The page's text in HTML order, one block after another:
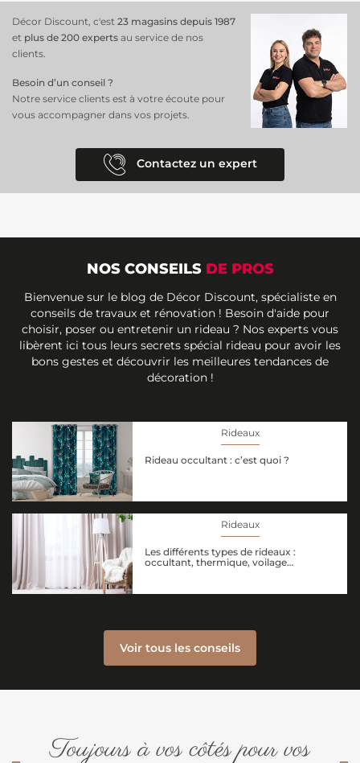
Décor Discount, c'est 23 magasins depuis 1987
et plus de 200 experts au service de nos
clients.
Besoin d’un conseil ?
Notre service clients est à votre écoute pour
vous accompagner dans vos projets.
Contactez un expert
NOS CONSEILS DE PROS
Bienvenue sur le blog de Décor Discount, spécialiste en
conseils de travaux et rénovation ! Besoin d'aide pour
choisir, poser ou entretenir un rideau ? Nos experts vous
libèrent ici tous leurs secrets spécial rideau pour avoir les
bons gestes et découvrir les meilleures tendances de
décoration !
Rideaux
Rideau occultant : c’est quoi ?
Rideaux
Les différents types de rideaux :
occultant, thermique, voilage…
Voir tous les conseils
Toujours à vos côtés pour vos